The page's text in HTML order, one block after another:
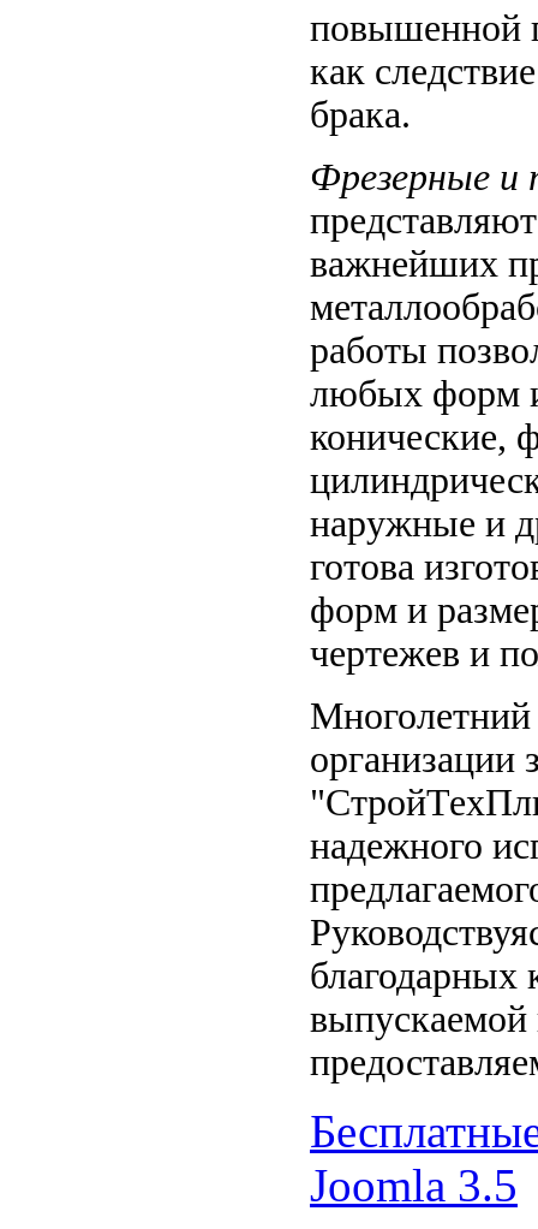
повышенной
как
брака.
Фрезерные
важнейших
работы
любых форм
конические,
наружные и
готова
форм и
чертежев и
организации
надежного
благодарных
Joomla 3.5